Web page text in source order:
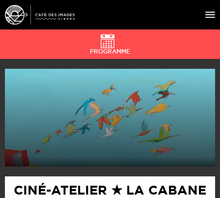
À L’AFFICHE
ÉVÉNEMENTS
CAFÉ DU CINÉ
PRATIQUE
ÉDUCATION AUX IMAGES
PROGRAMME
CINÉ-ATELIER ★ LA CABANE